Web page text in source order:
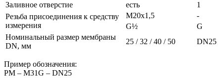
Заливное отверстие
есть
1
Резьба присоединения к средству
измерения
М20х1,5
-
G½
G
Номинальный размер мембраны
DN, мм
25 / 32 / 40 / 50 DN25
Пример обозначения:
РМ – M31G – DN25